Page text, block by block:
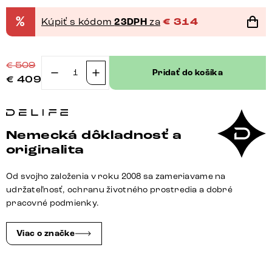
% Kúpiť s kódom23DPH za € 314
€509
€ 409
množstvo
stolička
Flex
s
opierkami
pravá
koža
krížová
podstava
Pridať do košíka
Nemecká dôkladnosť a
originalita
Od svojho založenia v roku 2008 sa zameriavame na
udržateľnosť, ochranu životného prostredia a dobré
pracovné podmienky.
Viac o značke